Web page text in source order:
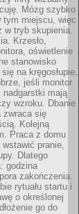
Mózg szybko
miejscu, więc
w tryb skupienia.
Krzesło,
oświetlenie
stanowisko
na kręgosłupie,
jeśli monitor
mają
wzroku. Dbanie
zwraca się
Kolejną
Praca z domu
pranie,
Dlatego
godzina
zakończenia.
rytuału startu i
o określonej
go do